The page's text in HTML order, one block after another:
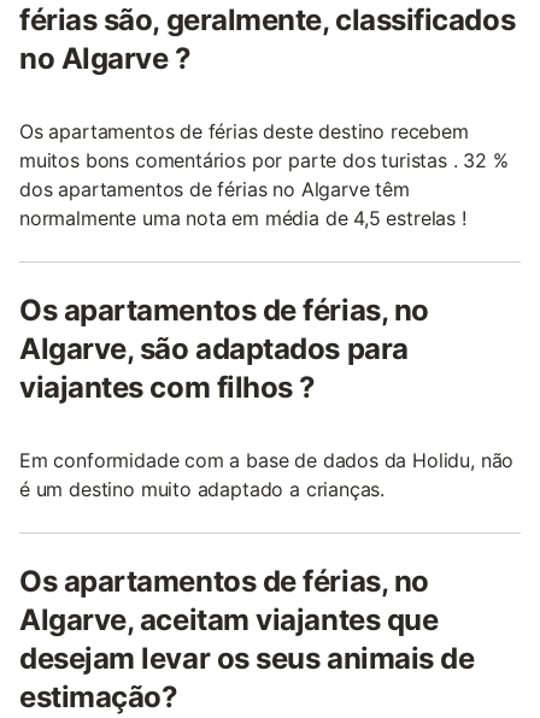
férias são, geralmente, classificados
no Algarve ?
Os apartamentos de férias deste destino recebem
muitos bons comentários por parte dos turistas . 32 %
dos apartamentos de férias no Algarve têm
normalmente uma nota em média de 4,5 estrelas !
Os apartamentos de férias, no
Algarve, são adaptados para
viajantes com filhos ?
Em conformidade com a base de dados da Holidu, não
é um destino muito adaptado a crianças.
Os apartamentos de férias, no
Algarve, aceitam viajantes que
desejam levar os seus animais de
estimação?